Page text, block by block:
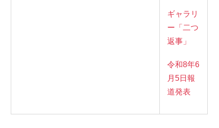
ギャラリ
ー「二つ
返事」
令和8年6
月5日報
道発表